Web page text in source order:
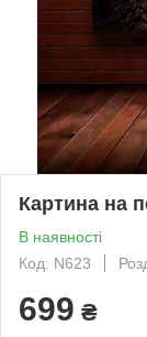
Картина на
В наявності
Код: N623
699 ₴